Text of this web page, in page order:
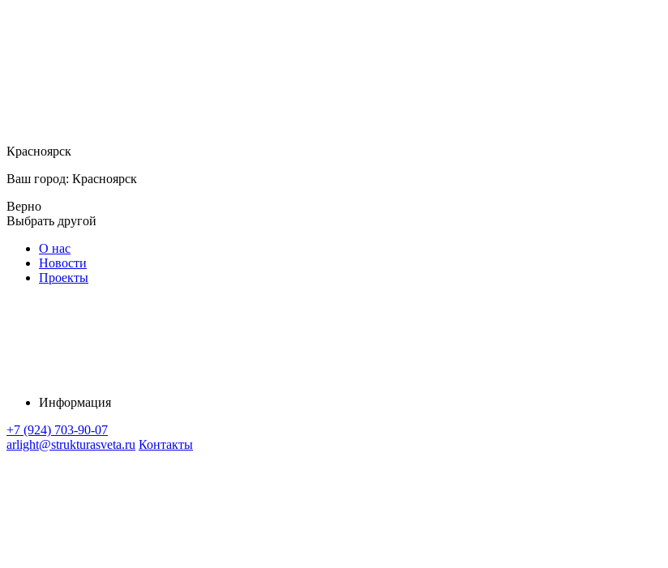
Красноярск
Ваш город: Красноярск
Верно
Выбрать другой
О нас
Новости
Проекты
Информация
+7 (924) 703-90-07
arlight@strukturasveta.ru Контакты